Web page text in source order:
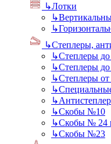
↳Лотки
↳
↳
↳Степлеры,
↳Степлеры до
↳Степлеры до
↳Степлеры от
↳
↳
↳Скобы №10
↳Скобы № 24
↳Скобы №23